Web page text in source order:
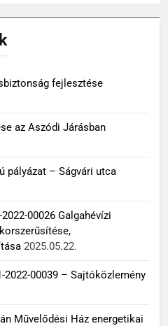
fejlesztése
az Aszódi Járásban
pályázat – Ságvári utca
00026 Galgahévízi
2025.05.22.
2022-00039 – Sajtóközlemény
Művelődési Ház energetikai